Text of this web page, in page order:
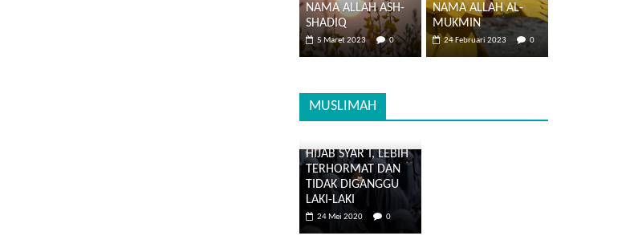
NAMA ALLAH ASH-
SHADIQ
5 Maret 2023 0
NAMA ALLAH AL-
MUKMIN
24 Februari 2023 0
MUSLIMAH
HIJAB SYAR`I, LEBIH
TERHORMAT DAN
TIDAK DIGANGGU
LAKI-LAKI
24 Mei 2020 0